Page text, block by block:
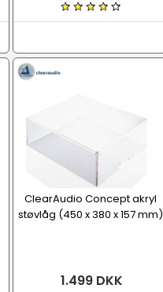
ClearAudio Concept akryl
støvlåg (450 x 380 x 157 mm)
1.499 DKK